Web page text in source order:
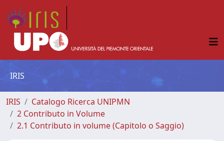
IRIS
IRIS
Catalogo Ricerca UNIPMN
2 Contributo in Volume
2.1 Contributo in volume (Capitolo o Saggio)